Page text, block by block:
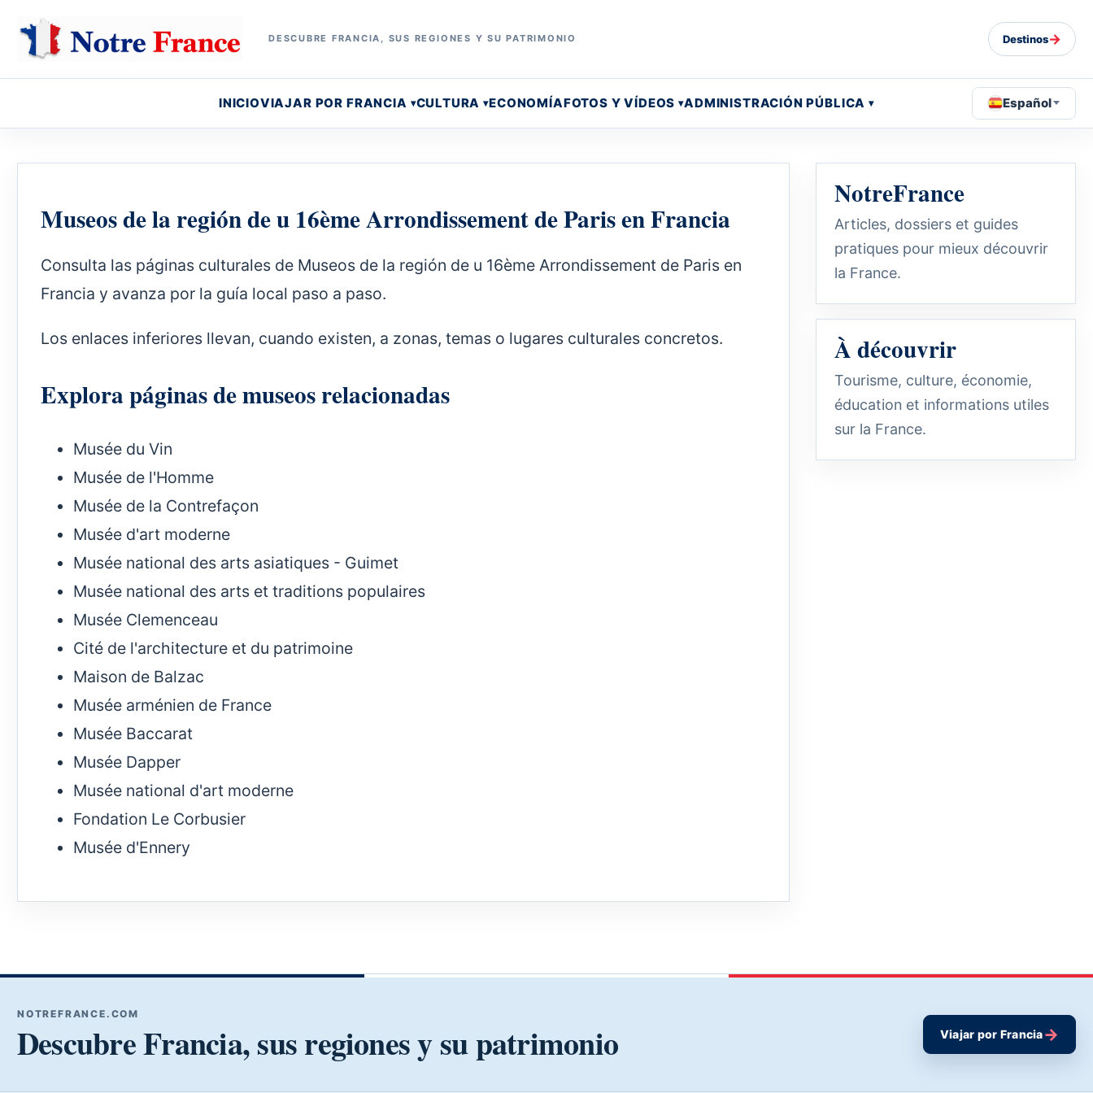
DESCUBRE FRANCIA, SUS REGIONES Y SU PATRIMONIO Destinos→
INICIOVIAJAR POR FRANCIA CULTURA ECONOMÍAFOTOS Y VÍDEOS ADMINISTRACIÓN PÚBLICA Español
Museos de la región de u 16ème Arrondissement de Paris en Francia
Consulta las páginas culturales de Museos de la región de u 16ème Arrondissement de Paris en
Francia y avanza por la guía local paso a paso.
Los enlaces inferiores llevan, cuando existen, a zonas, temas o lugares culturales concretos.
Explora páginas de museos relacionadas
Musée du Vin
Musée de l'Homme
Musée de la Contrefaçon
Musée d'art moderne
Musée national des arts asiatiques - Guimet
Musée national des arts et traditions populaires
Musée Clemenceau
Cité de l'architecture et du patrimoine
Maison de Balzac
Musée arménien de France
Musée Baccarat
Musée Dapper
Musée national d'art moderne
Fondation Le Corbusier
Musée d'Ennery
NotreFrance
Articles, dossiers et guides
pratiques pour mieux découvrir
la France.
À découvrir
Tourisme, culture, économie,
éducation et informations utiles
sur la France.
NOTREFRANCE.COM
Descubre Francia, sus regiones y su patrimonio Viajar por Francia→